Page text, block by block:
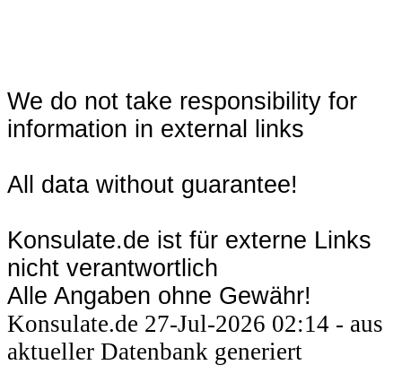
We do not take responsibility for
information in external links
All data without guarantee!
Konsulate.de ist für externe Links
nicht verantwortlich
Alle Angaben ohne Gewähr!
Konsulate.de 27-Jul-2026 02:14 - aus
aktueller Datenbank generiert